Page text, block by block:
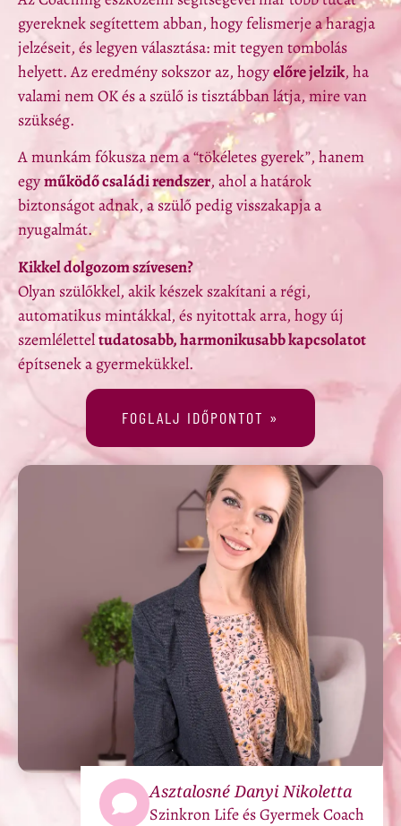
gyereknek segítettem abban, hogy felismerje a haragja
jelzéseit, és legyen választása: mit tegyen tombolás
helyett. Az eredmény sokszor az, hogyelőre jelzik, ha
valami nem OK és a szülő is tisztábban látja, mire van
szükség.
A munkám fókusza nem a “tökéletes gyerek”, hanem
egyműködő családi rendszer, ahol a határok
biztonságot adnak, a szülő pedig visszakapja a
nyugalmát.
Kikkel dolgozom szívesen?
Olyan szülőkkel, akik készek szakítani a régi,
automatikus mintákkal, és nyitottak arra, hogy új
szemléletteltudatosabb, harmonikusabb kapcsolatot
építsenek a gyermekükkel.
FOGLALJ IDŐPONTOT »
Asztalosné Danyi Nikoletta
Szinkron Life és Gyermek Coach